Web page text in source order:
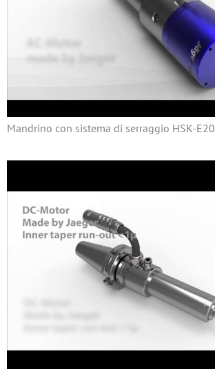
Mandrino con sistema di serraggio HSK-E20